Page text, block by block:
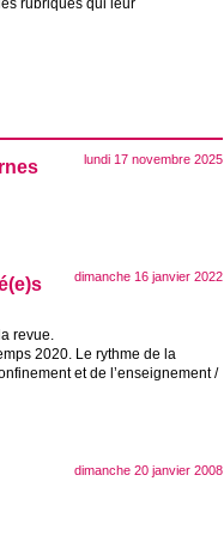
rubriques qui leur
lundi 17 novembre 2025
dimanche 16 janvier 2022
revue.
2020. Le rythme de la
et de l’enseignement /
dimanche 20 janvier 2008